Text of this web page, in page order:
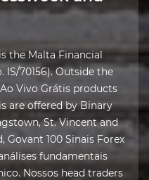
the Malta Financial
70156). Outside the
Vivo Grátis products
are offered by Binary
St. Vincent and
Govant 100 Sinais Forex
fundamentais
Nossos head traders